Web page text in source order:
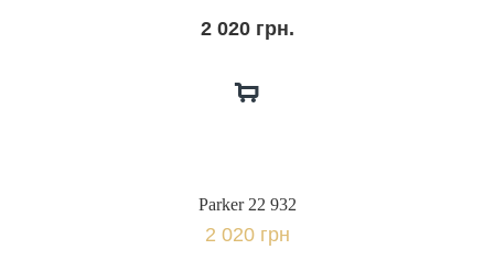
2 020 грн.
Parker 22 932
2 020 грн